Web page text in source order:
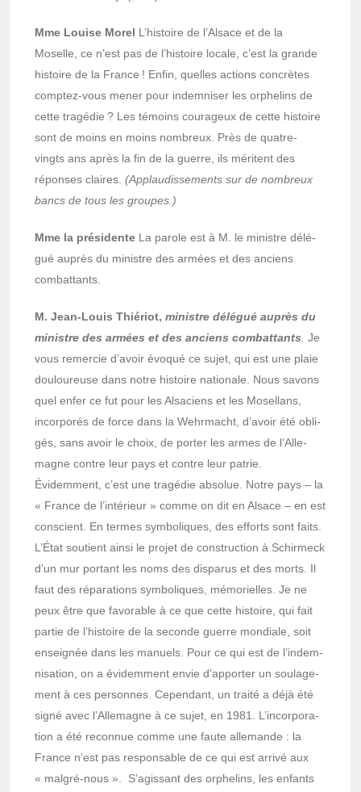
Mme Louise Morel L’his­toire de l’Al­sace et de la
Moselle, ce n’est pas de l’his­toire locale, c’est la grande
histoire de la France ! Enfin, quelles actions concrètes
comp­tez-vous mener pour indem­ni­ser les orphe­lins de
cette tragé­die ? Les témoins coura­geux de cette histoire
sont de moins en moins nombreux. Près de quatre-
vingts ans après la fin de la guerre, ils méritent des
réponses claires.(Applau­dis­se­ments sur de nombreux
bancs de tous les groupes.)
Mme la prési­dente La parole est à M. le ministre délé­
gué auprès du ministre des armées et des anciens
combat­tants.
M. Jean-Louis Thié­riot, ministre délé­gué auprès du
ministre des armées et des anciens combat­tants .Je
vous remer­cie d’avoir évoqué ce sujet, qui est une plaie
doulou­reuse dans notre histoire natio­nale. Nous savons
quel enfer ce fut pour les Alsa­ciens et les Mosel­lans,
incor­po­rés de force dans la Wehr­macht, d’avoir été obli­
gés, sans avoir le choix, de porter les armes de l’Al­le­
magne contre leur pays et contre leur patrie.
Évidem­ment, c’est une tragé­die abso­lue. Notre pays – la
« France de l’in­té­rieur » comme on dit en Alsace – en est
conscient. En termes symbo­liques, des efforts sont faits.
L’État soutient ainsi le projet de construc­tion à Schir­meck
d’un mur portant les noms des dispa­rus et des morts. Il
faut des répa­ra­tions symbo­liques, mémo­rielles. Je ne
peux être que favo­rable à ce que cette histoire, qui fait
partie de l’his­toire de la seconde guerre mondiale, soit
ensei­gnée dans les manuels. Pour ce qui est de l’in­dem­
ni­sa­tion, on a évidem­ment envie d’ap­por­ter un soula­ge­
ment à ces personnes. Cepen­dant, un traité a déjà été
signé avec l’Al­le­magne à ce sujet, en 1981. L’in­cor­po­ra­
tion a été recon­nue comme une faute alle­mande : la
France n’est pas respon­sable de ce qui est arrivé aux
« malgré-nous ».
S’agis­sant des orphe­lins, les enfants